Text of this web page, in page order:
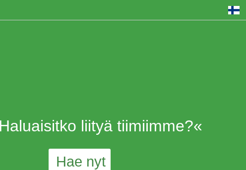
liityä tiimiimme?«
Hae nyt